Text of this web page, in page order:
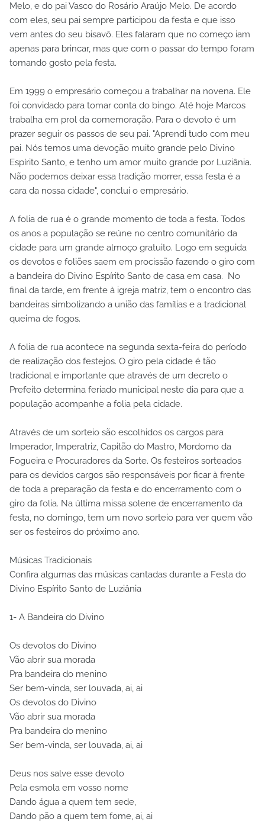
Melo, e do pai Vasco do Rosário Araújo Melo. De acordo
com eles, seu pai sempre participou da festa e que isso
vem antes do seu bisavô. Eles falaram que no começo iam
apenas para brincar, mas que com o passar do tempo foram
tomando gosto pela festa.
Em 1999 o empresário começou a trabalhar na novena. Ele
foi convidado para tomar conta do bingo. Até hoje Marcos
trabalha em prol da comemoração. Para o devoto é um
prazer seguir os passos de seu pai. "Aprendi tudo com meu
pai. Nós temos uma devoção muito grande pelo Divino
Espírito Santo, e tenho um amor muito grande por Luziânia.
Não podemos deixar essa tradição morrer, essa festa é a
cara da nossa cidade", conclui o empresário.
A folia de rua é o grande momento de toda a festa. Todos
os anos a população se reúne no centro comunitário da
cidade para um grande almoço gratuito. Logo em seguida
os devotos e foliões saem em procissão fazendo o giro com
a bandeira do Divino Espírito Santo de casa em casa. No
final da tarde, em frente à igreja matriz, tem o encontro das
bandeiras simbolizando a união das famílias e a tradicional
queima de fogos.
A folia de rua acontece na segunda sexta-feira do período
de realização dos festejos. O giro pela cidade é tão
tradicional e importante que através de um decreto o
Prefeito determina feriado municipal neste dia para que a
população acompanhe a folia pela cidade.
Através de um sorteio são escolhidos os cargos para
Imperador, Imperatriz, Capitão do Mastro, Mordomo da
Fogueira e Procuradores da Sorte. Os festeiros sorteados
para os devidos cargos são responsáveis por ficar à frente
de toda a preparação da festa e do encerramento com o
giro da folia. Na última missa solene de encerramento da
festa, no domingo, tem um novo sorteio para ver quem vão
ser os festeiros do próximo ano.
Músicas Tradicionais
Confira algumas das músicas cantadas durante a Festa do
Divino Espírito Santo de Luziânia
1- A Bandeira do Divino
Os devotos do Divino
Vão abrir sua morada
Pra bandeira do menino
Ser bem-vinda, ser louvada, ai, ai
Os devotos do Divino
Vão abrir sua morada
Pra bandeira do menino
Ser bem-vinda, ser louvada, ai, ai
Deus nos salve esse devoto
Pela esmola em vosso nome
Dando água a quem tem sede,
Dando pão a quem tem fome, ai, ai